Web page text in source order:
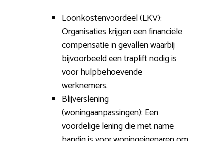
Loonkostenvoordeel (LKV):
Organisaties krijgen een financiële
compensatie in gevallen waarbij
bijvoorbeeld een traplift nodig is
voor hulpbehoevende
werknemers.
Blijverslening
(woningaanpassingen): Een
voordelige lening die met name